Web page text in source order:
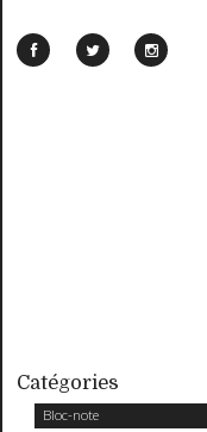
Catégories
Bloc-note